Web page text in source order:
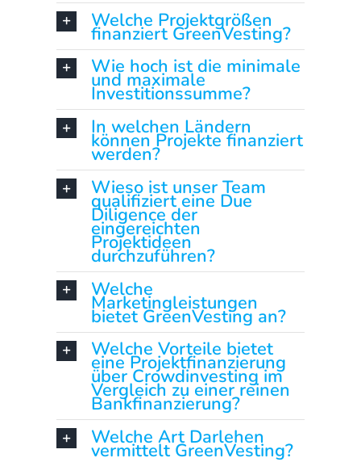
Welche Projektgrößen
finanziert GreenVesting?
Wie hoch ist die minimale
und maximale
Investitionssumme?
In welchen Ländern
können Projekte finanziert
werden?
Wieso ist unser Team
qualifiziert eine Due
Diligence der
eingereichten
Projektideen
durchzuführen?
Welche
Marketingleistungen
bietet GreenVesting an?
Welche Vorteile bietet
eine Projektfinanzierung
über Crowdinvesting im
Vergleich zu einer reinen
Bankfinanzierung?
Welche Art Darlehen
vermittelt GreenVesting?